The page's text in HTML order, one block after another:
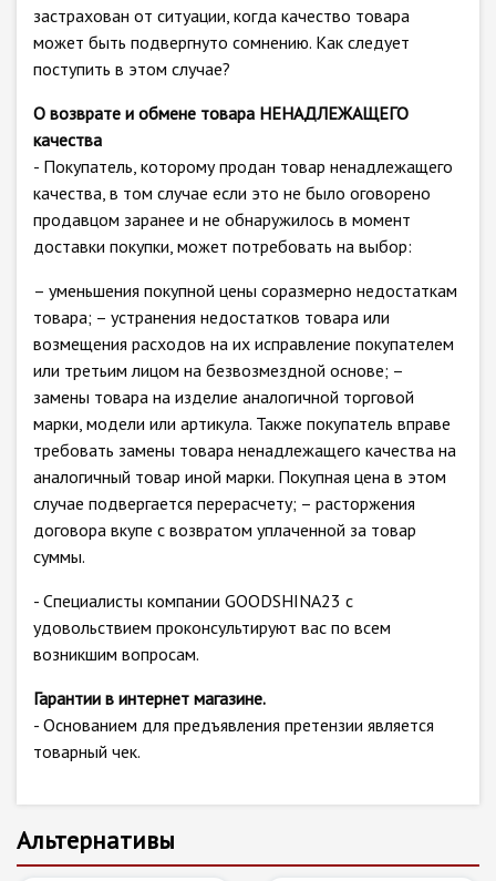
застрахован от ситуации, когда качество товара
может быть подвергнуто сомнению. Как следует
поступить в этом случае?
О возврате и обмене товара НЕНАДЛЕЖАЩЕГО
качества
- Покупатель, которому продан товар ненадлежащего
качества, в том случае если это не было оговорено
продавцом заранее и не обнаружилось в момент
доставки покупки, может потребовать на выбор:
– уменьшения покупной цены соразмерно недостаткам
товара; – устранения недостатков товара или
возмещения расходов на их исправление покупателем
или третьим лицом на безвозмездной основе; –
замены товара на изделие аналогичной торговой
марки, модели или артикула. Также покупатель вправе
требовать замены товара ненадлежащего качества на
аналогичный товар иной марки. Покупная цена в этом
случае подвергается перерасчету; – расторжения
договора вкупе с возвратом уплаченной за товар
суммы.
- Специалисты компании GOODSHINA23 с
удовольствием проконсультируют вас по всем
возникшим вопросам.
Гарантии в интернет магазине.
- Основанием для предъявления претензии является
товарный чек.
Альтернативы